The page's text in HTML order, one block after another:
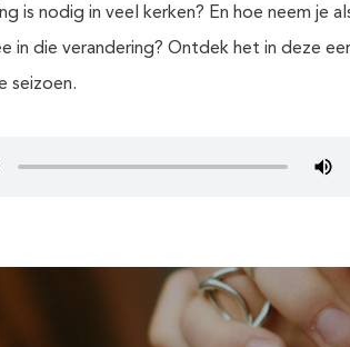
is nodig in veel kerken? En hoe neem je
in die verandering? Ontdek het in deze
seizoen.